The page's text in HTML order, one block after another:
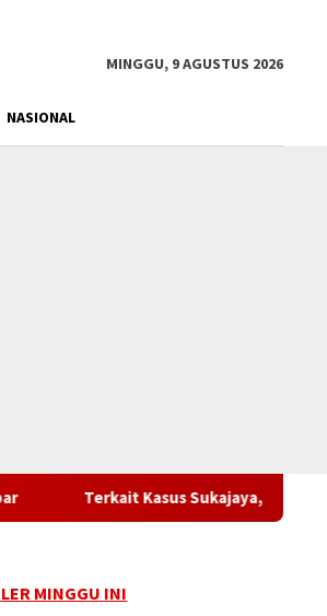
MINGGU, 9 AGUSTUS 2026
NASIONAL
Sukajaya, Kanwil Kementerian HAM
MINGGU INI